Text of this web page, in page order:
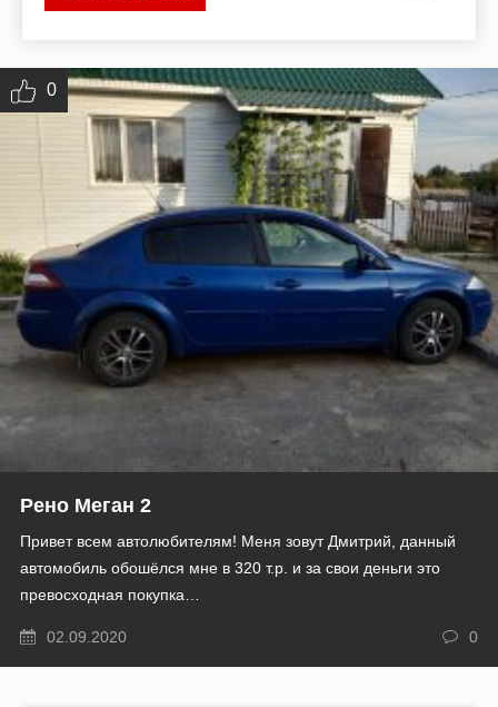
0
Рено Меган 2
Привет всем автолюбителям! Меня зовут Дмитрий, данный
автомобиль обошёлся мне в 320 т.р. и за свои деньги это
превосходная покупка…
02.09.2020 0